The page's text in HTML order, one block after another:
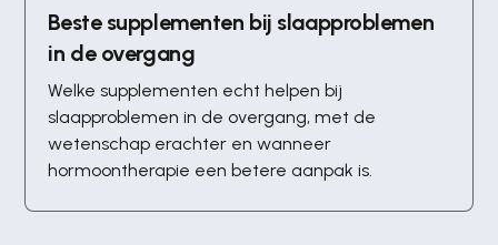
Beste supplementen bij slaapproblemen
in de overgang
Welke supplementen echt helpen bij
slaapproblemen in de overgang, met de
wetenschap erachter en wanneer
hormoontherapie een betere aanpak is.